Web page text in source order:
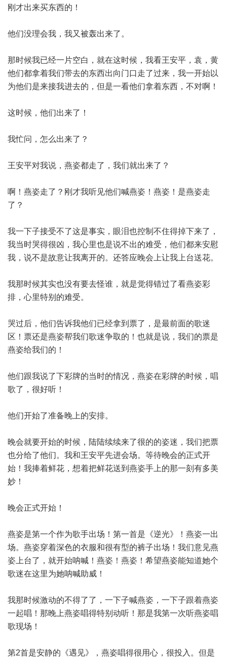
刚才出来买东西的！
他们没理会我，我又被轰出来了。
那时候我已经一片空白，就在这时候，我看王安平，袁，黄
他们都拿着我们带去的东西出向门口走了过来，我一开始以
为他们是来接我进去的，但是一看他们拿着东西，不对啊！
这时候，他们出来了！
我忙问，怎么出来了？
王安平对我说，燕姿都走了，我们就出来了？
啊！燕姿走了？刚才我听见他们喊燕姿！燕姿！是燕姿走
了？
我一下子接受不了这是事实，眼泪也控制不住得掉下来了，
我当时哭得很凶，我心里也是说不出的难受，他们都来安慰
我，说不是故意让我离开的。还答应晚会上让我上台送花。
我那时候其实也没有要去怪谁，就是觉得错过了看燕姿彩
排，心里特别的难受。
哭过后，他们告诉我他们已经拿到票了，是最前面的歌迷
区！票还是燕姿帮我们歌迷争取的！也就是说，我们的票是
燕姿给我们的！
他们跟我说了下彩牌的当时的情况，燕姿在彩牌的时候，唱
歌了，很好听！
他们开始了准备晚上的安排。
晚会就要开始的时候，陆陆续续来了很的的姿迷，我们把票
也分给了他们。我和王安平先进会场。等待晚会的正式开
始！我捧着鲜花，想着把鲜花送到燕姿手上的那一刻有多美
妙！
晚会正式开始！
燕姿是第一个作为歌手出场！第一首是《逆光》！燕姿一出
场。燕姿穿着深色的衣服和很有型的裤子出场！我们意见燕
姿上台了，就开始呐喊！燕姿！燕姿！希望燕姿能知道她个
歌迷在这里为她呐喊助威！
我那时候激动的不得了了，一下子喊燕姿，一下子跟着燕姿
一起唱！那晚上燕姿唱得特别动听！那是我第一次听燕姿唱
歌现场！
第2首是安静的《遇见》，燕姿唱得很用心，很投入。但是